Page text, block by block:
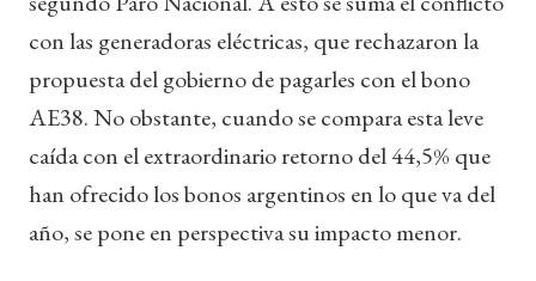
con las generadoras eléctricas, que rechazaron la
propuesta del gobierno de pagarles con el bono
AE38. No obstante, cuando se compara esta leve
caída con el extraordinario retorno del 44,5% que
han ofrecido los bonos argentinos en lo que va del
año, se pone en perspectiva su impacto menor.